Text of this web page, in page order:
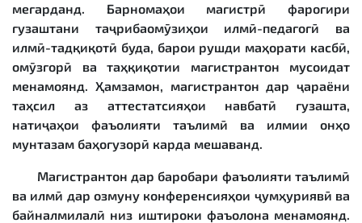
мегарданд. Барномаҳои магистрӣ фарогири
гузаштани таҷрибаомӯзиҳои илмӣ-педагогӣ ва
илмӣ-тадқиқотӣ буда, барои рушди маҳорати касбӣ,
омӯзгорӣ ва таҳқиқотии магистрантон мусоидат
менамоянд. Ҳамзамон, магистрантон дар ҷараёни
таҳсил аз аттестатсияҳои навбатӣ гузашта,
натиҷаҳои фаъолияти таълимӣ ва илмии онҳо
мунтазам баҳогузорӣ карда мешаванд.
Магистрантон дар баробари фаъолияти таълимӣ
ва илмӣ дар озмуну конференсияҳои ҷумҳуриявӣ ва
байналмилалӣ низ иштироки фаъолона менамоянд.